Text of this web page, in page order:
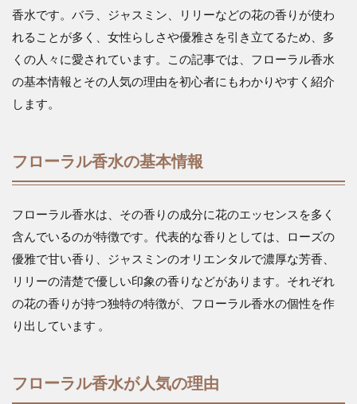
香水です。バラ、ジャスミン、リリーなどの花の香りが使わ
れることが多く、女性らしさや優雅さを引き立てるため、多
くの人々に愛されています。この記事では、フローラル香水
の基本情報とその人気の理由を初心者にもわかりやすく紹介
します。
フローラル香水の基本情報
フローラル香水は、その香りの成分に花のエッセンスを多く
含んでいるのが特徴です。代表的な香りとしては、ローズの
優雅で甘い香り、ジャスミンのオリエンタルで濃厚な芳香、
リリーの清楚で優しい印象の香りなどがあります。それぞれ
の花の香りが持つ独特の特徴が、フローラル香水の個性を作
り出しています 。
フローラル香水が人気の理由